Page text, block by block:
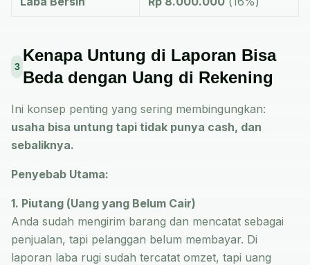
3
Kenapa Untung di Laporan Bisa
Beda dengan Uang di Rekening
Ini konsep penting yang sering membingungkan:
usaha bisa untung tapi tidak punya cash, dan
sebaliknya.
Penyebab Utama:
1. Piutang (Uang yang Belum Cair)
Anda sudah mengirim barang dan mencatat sebagai
penjualan, tapi pelanggan belum membayar. Di
laporan laba rugi sudah tercatat omzet, tapi uang